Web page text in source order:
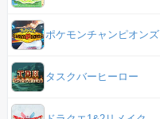
ポケモンチャンピオンズ
タスクバーヒーロー